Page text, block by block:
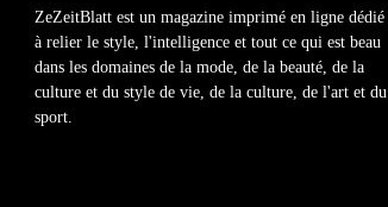
ZeZeitBlatt est un magazine imprimé en ligne dédié
à relier le style, l'intelligence et tout ce qui est beau
dans les domaines de la mode, de la beauté, de la
culture et du style de vie, de la culture, de l'art et du
sport.